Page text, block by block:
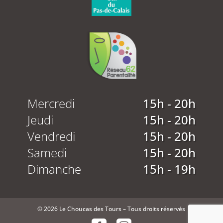
Mercredi
15h - 20h
Jeudi
15h - 20h
Vendredi
15h - 20h
Samedi
15h - 20h
Dimanche
15h - 19h
© 2026 Le Choucas des Tours – Tous droits réservés